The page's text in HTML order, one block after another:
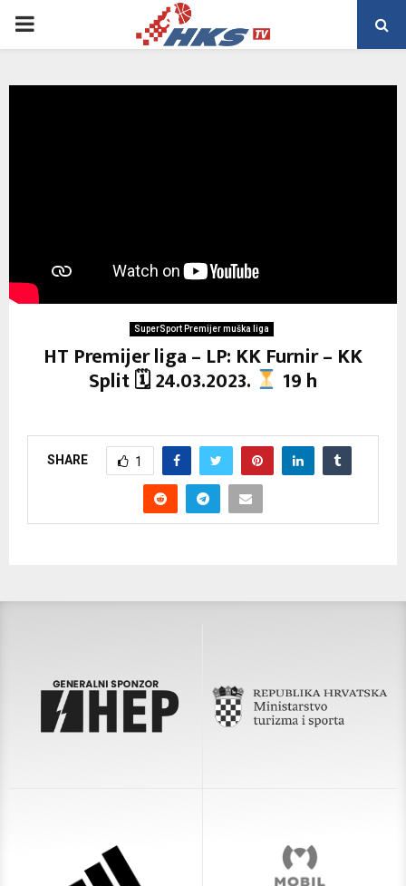
PRIMARY
SuperSport Premijer muška liga
HT Premijer liga – LP: KK Furnir – KK
Split 🗓 24.03.2023. 19 h
SHARE 1